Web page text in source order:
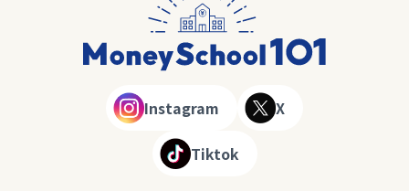
Instagram X
Tiktok